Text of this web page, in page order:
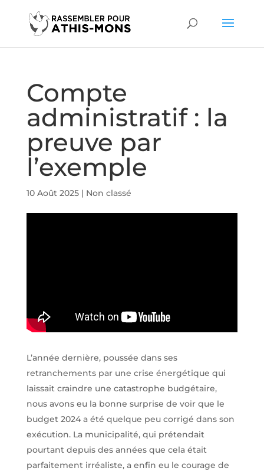
Compte
administratif : la
preuve par
l’exemple
10 Août 2025| Non classé
L’année dernière, poussée dans ses
retranchements par une crise énergétique qui
laissait craindre une catastrophe budgétaire,
nous avons eu la bonne surprise de voir que le
budget 2024 a été quelque peu corrigé dans son
exécution. La municipalité, qui prétendait
pourtant depuis des années que cela était
parfaitement irréaliste, a enfin eu le courage de